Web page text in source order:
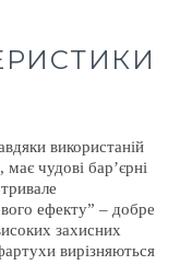
використаній
чудові бар’єрні
ефекту” – добре
захисних
вирізняються